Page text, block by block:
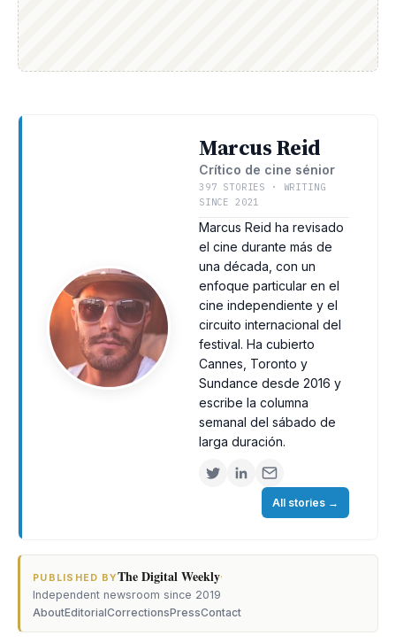
Marcus Reid
Crítico de cine sénior
397 STORIES · WRITING
SINCE 2021
Marcus Reid ha revisado
el cine durante más de
una década, con un
enfoque particular en el
cine independiente y el
circuito internacional del
festival. Ha cubierto
Cannes, Toronto y
Sundance desde 2016 y
escribe la columna
semanal del sábado de
larga duración.
All stories →
PUBLISHED BYThe Digital Weekly·
Independent newsroom since 2019
AboutEditorialCorrectionsPressContact